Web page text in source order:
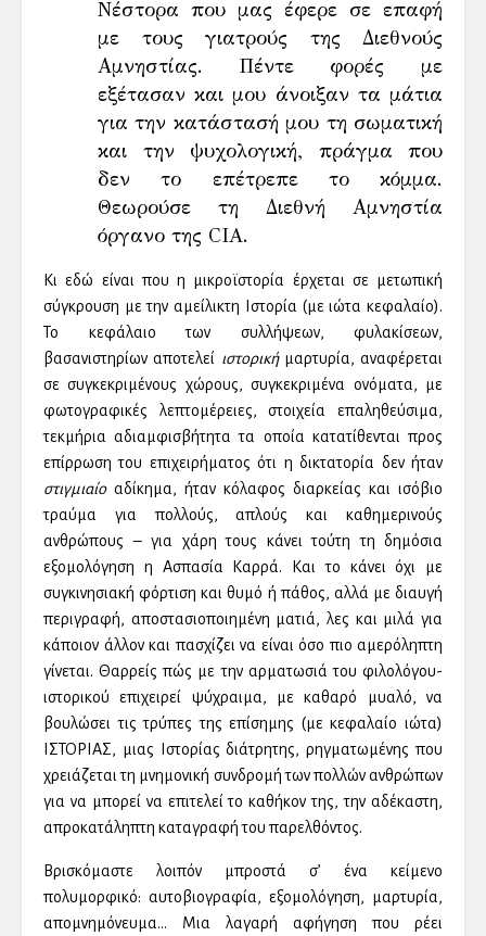
Νέστορα που μας έφερε σε επαφή
με τους γιατρούς της Διεθνούς
Αμνηστίας. Πέντε φορές με
εξέτασαν και μου άνοιξαν τα μάτια
για την κατάστασή μου τη σωματική
και την ψυχολογική, πράγμα που
δεν το επέτρεπε το κόμμα.
Θεωρούσε τη Διεθνή Αμνηστία
όργανο της CIA.
Κι εδώ είναι που η μικροϊστορία έρχεται σε μετωπική
σύγκρουση με την αμείλικτη Ιστορία (με ιώτα κεφαλαίο).
Το κεφάλαιο των συλλήψεων, φυλακίσεων,
βασανιστηρίων αποτελεί ιστορικήμαρτυρία, αναφέρεται
σε συγκεκριμένους χώρους, συγκεκριμένα ονόματα, με
φωτογραφικές λεπτομέρειες, στοιχεία επαληθεύσιμα,
τεκμήρια αδιαμφισβήτητα τα οποία κατατίθενται προς
επίρρωση του επιχειρήματος ότι η δικτατορία δεν ήταν
στιγμιαίοαδίκημα, ήταν κόλαφος διαρκείας και ισόβιο
τραύμα για πολλούς, απλούς και καθημερινούς
ανθρώπους – για χάρη τους κάνει τούτη τη δημόσια
εξομολόγηση η Ασπασία Καρρά. Και το κάνει όχι με
συγκινησιακή φόρτιση και θυμό ή πάθος, αλλά με διαυγή
περιγραφή, αποστασιοποιημένη ματιά, λες και μιλά για
κάποιον άλλον και πασχίζει να είναι όσο πιο αμερόληπτη
γίνεται. Θαρρείς πώς με την αρματωσιά του φιλολόγου-
ιστορικού επιχειρεί ψύχραιμα, με καθαρό μυαλό, να
βουλώσει τις τρύπες της επίσημης (με κεφαλαίο ιώτα)
ΙΣΤΟΡΙΑΣ, μιας Ιστορίας διάτρητης, ρηγματωμένης που
χρειάζεται τη μνημονική συνδρομή των πολλών ανθρώπων
για να μπορεί να επιτελεί το καθήκον της, την αδέκαστη,
απροκατάληπτη καταγραφή του παρελθόντος.
Βρισκόμαστε λοιπόν μπροστά σ’ ένα κείμενο
πολυμορφικό: αυτοβιογραφία, εξομολόγηση, μαρτυρία,
απομνημόνευμα… Μια λαγαρή αφήγηση που ρέει